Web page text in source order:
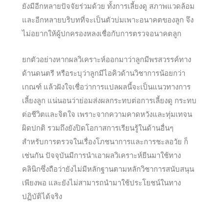
ยังมีอีกหลายปัจจัยร่วมด้วย ทั้งการเลี้ยงดู สภาพแวดล้อม
และอีกหลายบริบทที่จะเป็นตัวบ่มเพาะอนาคตของลูก จึง
ไม่อยากให้ผู้ปกครองหลงเชื่อกับการตรวจอนาคตลูก
ยกตัวอย่างหากผลวิเคราะห์ออกมาว่าลูกมีพรสวรรค์ทาง
ด้านดนตรี หรือระบุว่าลูกมีไอคิวด้านวิชาการน้อยกว่า
เกณฑ์ แล้วฝังใจเชื่อว่าการแปลผลนี้จะเป็นแนวทางการ
เลี้ยงลูก แน่นอนว่าย่อมส่งผลกระทบต่อการเลี้ยงดู กระทบ
ต่อชีวิตและจิตใจ เพราะจากความคาดหวังและทุ่มเทจน
ผิดปกติ รวมถึงยังปิดโอกาสการเรียนรู้ในด้านอื่นๆ
สำหรับการตรวจในเรื่องโภชนาการและการชะลอวัย ก็
เช่นกัน ปัจจุบันมีการนำเอาผลวิเคราะห์ยีนมาใช้ทาง
คลินิกซึ่งถือว่ายังไม่มีหลักฐานตามหลักวิชาการสนับสนุน
เพียงพอ และยังไม่สามารถนำมาใช้ประโยชน์ในทาง
ปฏิบัติได้จริง